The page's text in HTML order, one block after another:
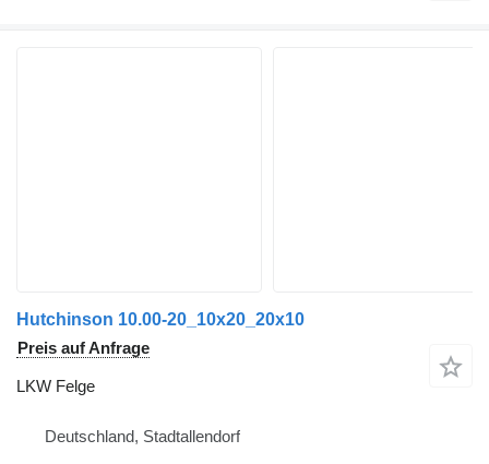
Hutchinson 10.00-20_10x20_20x10
Preis auf Anfrage
LKW Felge
Deutschland, Stadtallendorf